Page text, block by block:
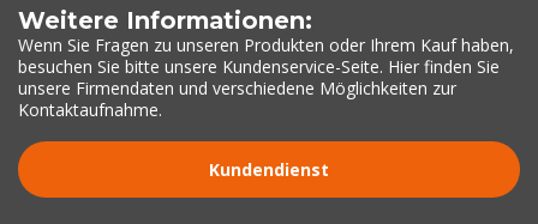
Weitere Informationen:
Wenn Sie Fragen zu unseren Produkten oder Ihrem Kauf haben,
besuchen Sie bitte unsere Kundenservice-Seite. Hier finden Sie
unsere Firmendaten und verschiedene Möglichkeiten zur
Kontaktaufnahme.
Kundendienst